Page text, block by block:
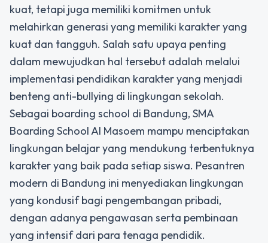
kuat, tetapi juga memiliki komitmen untuk
melahirkan generasi yang memiliki karakter yang
kuat dan tangguh. Salah satu upaya penting
dalam mewujudkan hal tersebut adalah melalui
implementasi pendidikan karakter yang menjadi
benteng anti-bullying di lingkungan sekolah.
Sebagai boarding school di Bandung, SMA
Boarding School Al Masoem mampu menciptakan
lingkungan belajar yang mendukung terbentuknya
karakter yang baik pada setiap siswa. Pesantren
modern di Bandung ini menyediakan lingkungan
yang kondusif bagi pengembangan pribadi,
dengan adanya pengawasan serta pembinaan
yang intensif dari para tenaga pendidik.